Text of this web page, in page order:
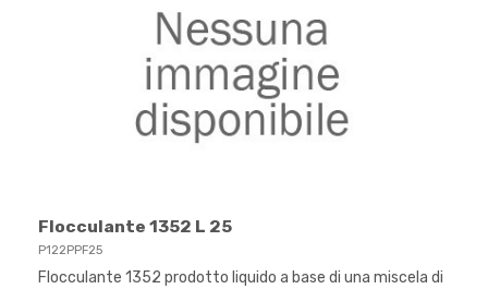
Flocculante 1352 L 25
P122PPF25
Flocculante 1352 prodotto liquido a base di una miscela di